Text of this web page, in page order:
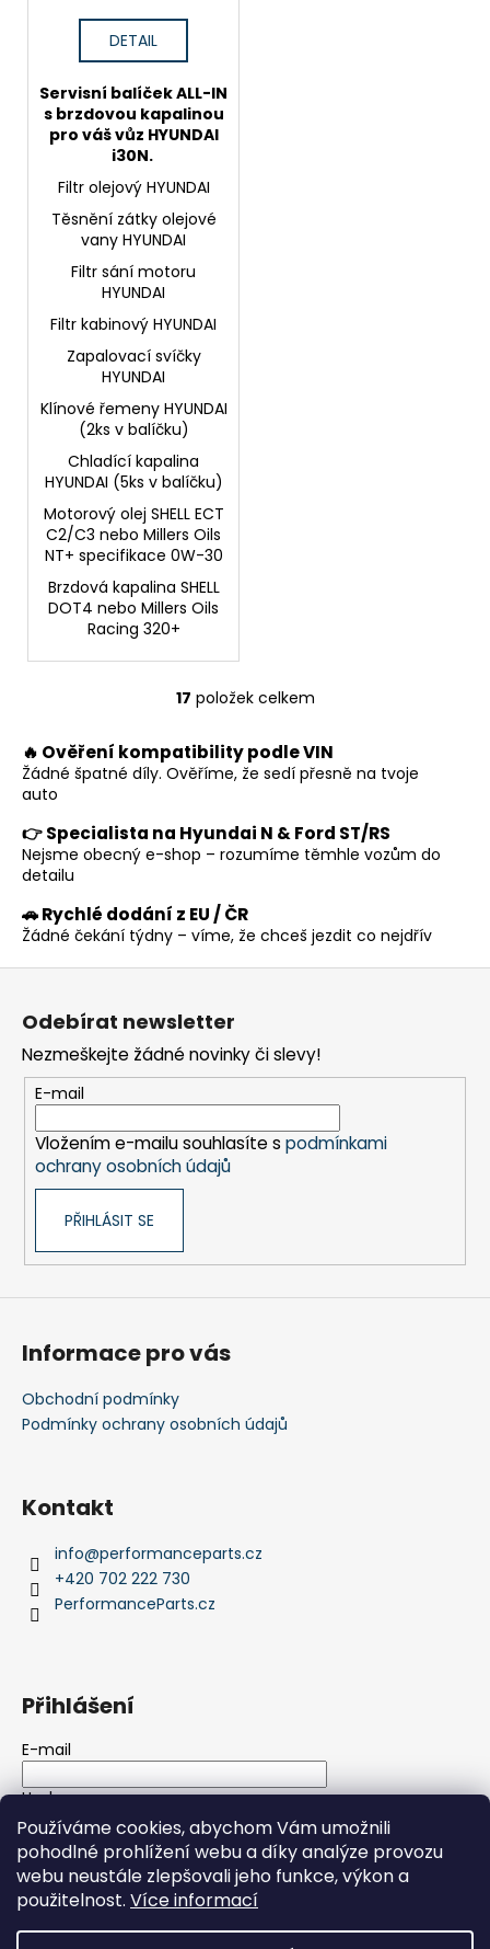
Používáme cookies, abychom Vám umožnili
pohodlné prohlížení webu a díky analýze provozu
webu neustále zlepšovali jeho funkce, výkon a
použitelnost. Více informací
DETAIL
Servisní balíček ALL-IN
s brzdovou kapalinou
pro váš vůz HYUNDAI
i30N.
Filtr olejový HYUNDAI
Těsnění zátky olejové
vany HYUNDAI
Filtr sání motoru
HYUNDAI
Filtr kabinový HYUNDAI
Zapalovací svíčky
HYUNDAI
Klínové řemeny HYUNDAI
(2ks v balíčku)
Chladící kapalina
HYUNDAI (5ks v balíčku)
Motorový olej SHELL ECT
C2/C3 nebo Millers Oils
NT+ specifikace 0W-30
Brzdová kapalina SHELL
DOT4 nebo Millers Oils
Racing 320+
O
l
á
a
c
p
r
v
k
ý
p
u
17 položek celkem
🔥 Ověření kompatibility podle VIN
Žádné špatné díly. Ověříme, že sedí přesně na tvoje
auto
👉 Specialista na Hyundai N & Ford ST/RS
Nejsme obecný e-shop – rozumíme těmhle vozům do
detailu
🚗 Rychlé dodání z EU / ČR
Žádné čekání týdny – víme, že chceš jezdit co nejdřív
Odebírat newsletter
Nezmeškejte žádné novinky či slevy!
E-mail
Vložením e-mailu souhlasíte s podmínkami
ochrany osobních údajů
PŘIHLÁSIT SE
Informace pro vás
Obchodní podmínky
Podmínky ochrany osobních údajů
Kontakt
info@performanceparts.cz
+420 702 222 730
PerformanceParts.cz
Přihlášení
E-mail
Heslo
PŘIHLÁSIT SE
Nová registraceZapomenuté heslo